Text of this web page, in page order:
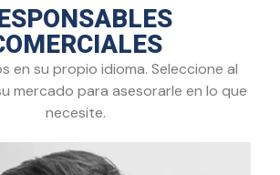
en su propio idioma. Seleccione al
mercado para asesorarle en lo que
necesite.